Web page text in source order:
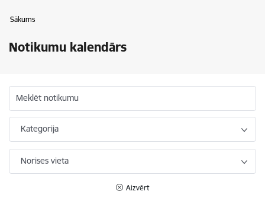
Sākums
Notikumu kalendārs
Meklēt notikumu
Kategorija
Norises vieta
Aizvērt